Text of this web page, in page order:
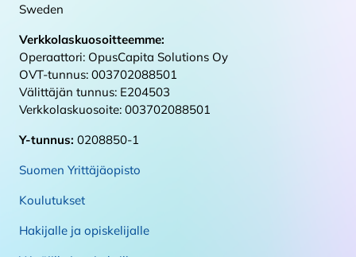
Sweden
Verkkolaskuosoitteemme:
Operaattori: OpusCapita Solutions Oy
OVT-tunnus: 003702088501
Välittäjän tunnus: E204503
Verkkolaskuosoite: 003702088501
Y-tunnus: 0208850-1
Suomen Yrittäjäopisto
Koulutukset
Hakijalle ja opiskelijalle